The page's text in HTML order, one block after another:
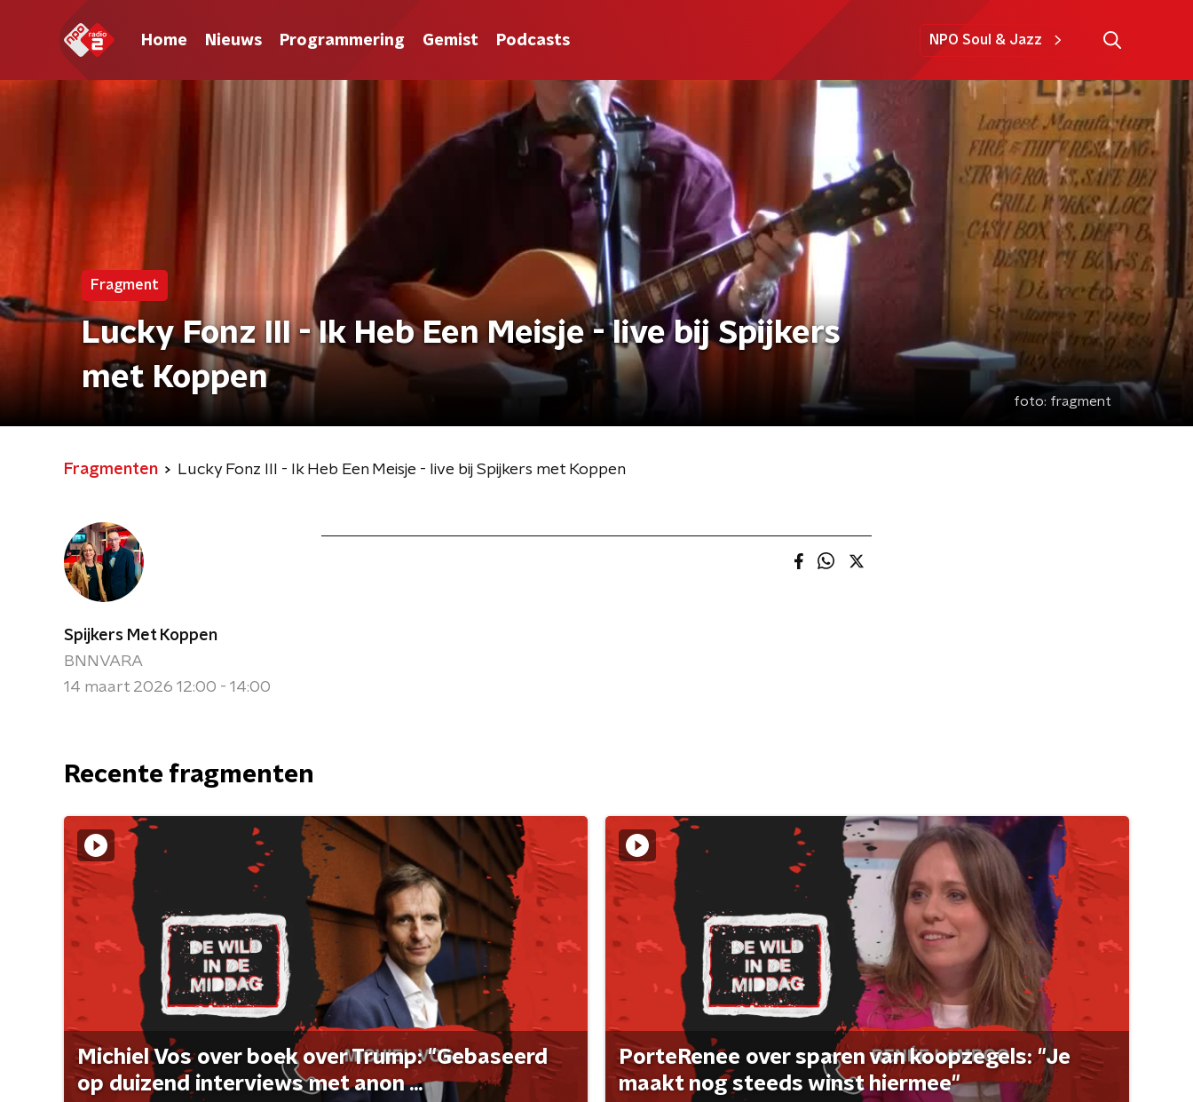
Home Nieuws Programmering Gemist Podcasts NPO Soul & Jazz
Fragment
Lucky Fonz III - Ik Heb Een Meisje - live bij Spijkers
met Koppen
foto: fragment
Fragmenten Lucky Fonz III - Ik Heb Een Meisje - live bij Spijkers met Koppen
Spijkers Met Koppen
BNNVARA
14 maart 2026 12:00 - 14:00
Recente fragmenten
Michiel Vos over boek over Trump: "Gebaseerd
op duizend interviews met anon ...
PorteRenee over sparen van koopzegels: "Je
maakt nog steeds winst hiermee"